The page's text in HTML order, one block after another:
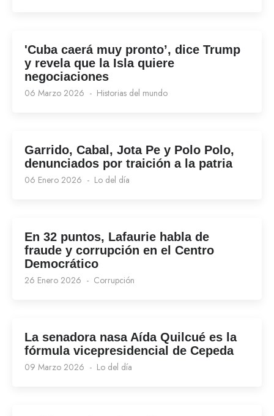
'Cuba caerá muy pronto’, dice Trump
y revela que la Isla quiere
negociaciones
06 Marzo 2026 Historias del mundo
Garrido, Cabal, Jota Pe y Polo Polo,
denunciados por traición a la patria
06 Enero 2026 Lo del día
En 32 puntos, Lafaurie habla de
fraude y corrupción en el Centro
Democrático
26 Enero 2026 Corrupción
La senadora nasa Aída Quilcué es la
fórmula vicepresidencial de Cepeda
09 Marzo 2026 Lo del día